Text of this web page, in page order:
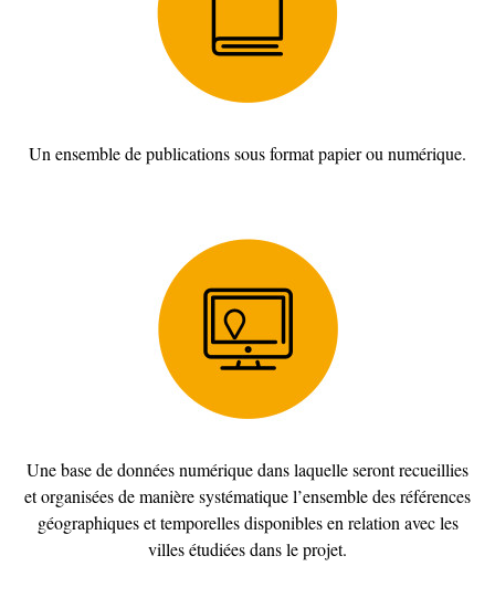
Un ensemble de publications sous format papier ou numérique.
Une base de données numérique dans laquelle seront recueillies
et organisées de manière systématique l’ensemble des références
géographiques et temporelles disponibles en relation avec les
villes étudiées dans le projet.